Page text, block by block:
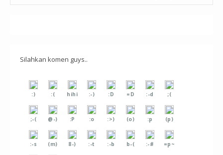
Silahkan komen guys..
:) :( hihi :-) :D =D :-d ;(
;-( @-) :P :o :>) (o) :p (p)
:-s (m) 8-) :-t :-b b-( :-# =p~